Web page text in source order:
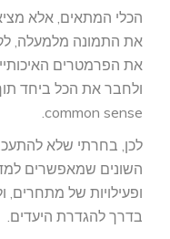
הכלי המתאים, אלא
את התמונה מלמעלה,
את הפרמטרים
ולחבר את הכל ביחד
common sense.
לכן, בחרתי שלא
השונים שמאפשרים
ופעילויות של
בדרך להגדרת היעדים.